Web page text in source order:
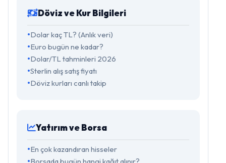
Döviz ve Kur Bilgileri
Dolar kaç TL? (Anlık veri)
Euro bugün ne kadar?
Dolar/TL tahminleri 2026
Sterlin alış satış fiyatı
Döviz kurları canlı takip
Yatırım ve Borsa
En çok kazandıran hisseler